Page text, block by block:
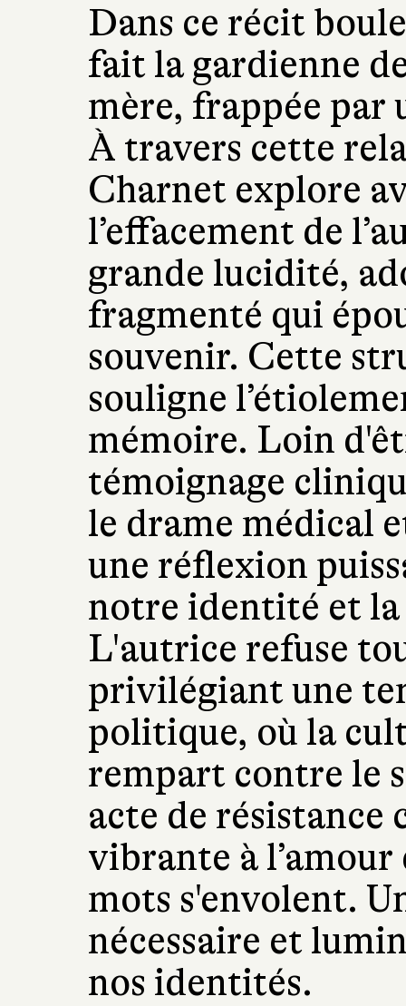
Dans ce récit
fait la gardienne
mère, frappée par
À travers cette
Charnet explore
l’effacement de
grande lucidité,
fragmenté qui
souvenir. Cette
souligne
mémoire. Loin
témoignage
le drame médical
une réflexion
notre identité et
L'autrice refuse
privilégiant une
politique, où la
rempart contre le
acte de résistance
vibrante à l’amour
mots s'envolent.
nécessaire et
nos identités.